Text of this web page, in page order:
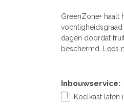
GreenZone+
vochtigheidsgraad
dagen doordat
beschermd.
Lees
Inbouwservice:
Koelkast laten